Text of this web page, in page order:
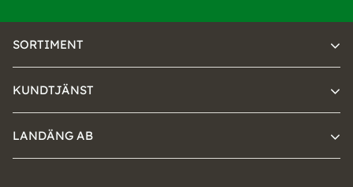
SORTIMENT
KUNDTJÄNST
LANDÄNG AB